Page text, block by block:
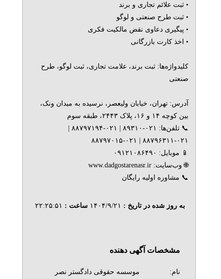
• ثبت علائم تجاری و برند
• ثبت طرح صنعتی و لوگو
• پیگیری دعاوی نقض مالکیت فکری
• اخذ کارت بازرگانی
کلیدواژه‌ها: ثبت برند، علامت تجاری، ثبت لوگو، طرح
صنعتی
آدرس: تهران، خیابان ولیعصر، نرسیده به میدان ونک،
بین کوچه ۱۴ و ۱۶، پلاک ۲۴۴۳، طبقه سوم
📞 تلفن‌ها: ۰۲۱-۸۹۳۱۰ | ۰۲۱-۸۸۷۹۷۱۹۴ |
۰۲۱-۸۸۷۹۶۳۱۱ | ۰۲۱-۸۸۷۹۷۰۱۵
📱 موبایل: ۰۹۱۲۱۰۸۶۴۹۰
🌐 وب‌سایت: www.dadgostarenasr.ir
📞 مشاوره اولیه رایگان
به روز شده در تاریخ : ۱۴۰۴/۹/۲۱ ساعت : ۲۲:۲۵:۵۱
مشخصات آگهی دهنده
نام:
موسسه حقوقی دادگستر نصر